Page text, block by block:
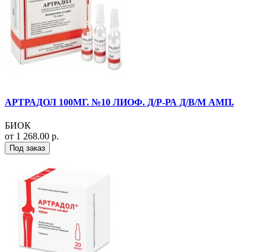
АРТРАДОЛ 100МГ. №10 ЛИОФ. Д/Р-РА Д/В/М АМП.
БИОК
от 1 268.00 р.
Под заказ